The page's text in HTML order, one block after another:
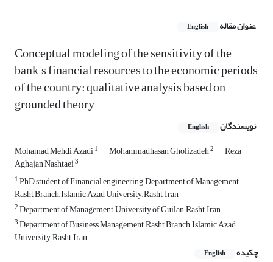
عنوان مقاله English
Conceptual modeling of the sensitivity of the
bank's financial resources to the economic periods
of the country: qualitative analysis based on
grounded theory
نویسندگان English
Mohamad Mehdi Azadi1 Mohammadhasan Gholizadeh2 Reza
Aghajan Nashtaei3
1PhD student of Financial engineering, Department of Management,
Rasht Branch, Islamic Azad University, Rasht, Iran
2Department of Management, University of Guilan, Rasht, Iran
3Department of Business Management, Rasht Branch, Islamic Azad
University, Rasht, Iran
چکیده
English